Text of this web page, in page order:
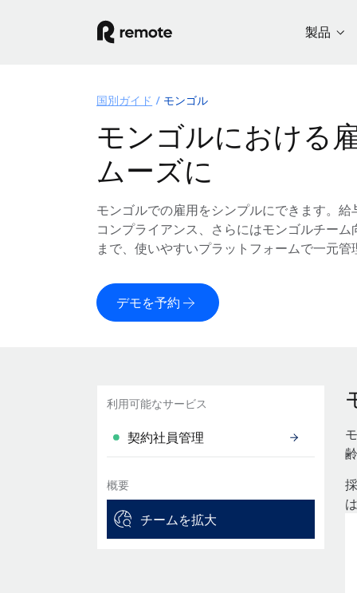
製品
国別ガイド モンゴル
モンゴルにおける
ムーズに
モンゴルでの雇用をシンプルにできます。
コンプライアンス、さらにはモンゴルチー
まで、使いやすいプラットフォームで一元管
デモを予約
利用可能なサービス
契約社員管理
概要
チームを拡大